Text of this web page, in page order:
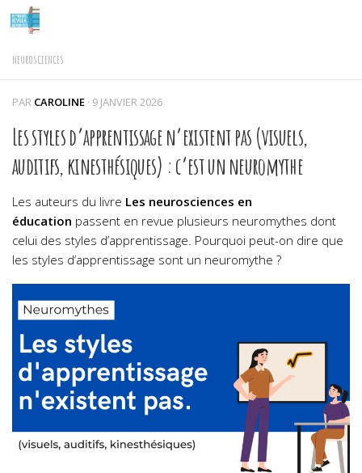
Skip to content
NEUROSCIENCES
PAR CAROLINE · 9 JANVIER 2026
Les styles d’apprentissage n’existent pas (visuels,
auditifs, kinesthésiques) : c’est un neuromythe
Les auteurs du livre Les neurosciences en
éducation passent en revue plusieurs neuromythes dont
celui des styles d’apprentissage. Pourquoi peut-on dire que
les styles d’apprentissage sont un neuromythe ?